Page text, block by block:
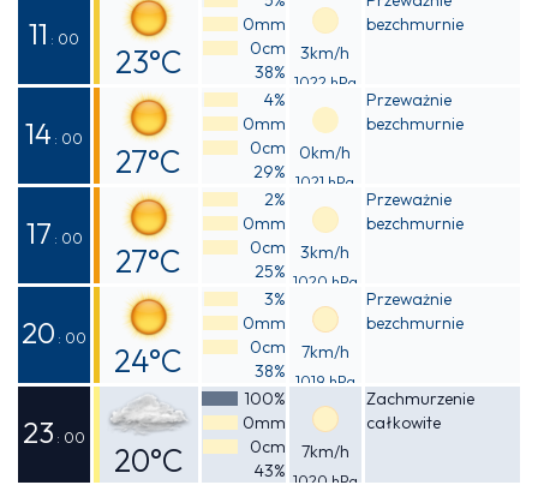
15°C
11 : 00
23°C
Odczuwalna
22°C
0mm
0cm
38%
3km/h
1022 hPa
bezchmurnie
14 : 00
27°C
Odczuwalna
27°C
4%
0mm
0cm
29%
0km/h
1021 hPa
Przeważnie
bezchmurnie
17 : 00
27°C
Odczuwalna
27°C
2%
0mm
0cm
25%
3km/h
1020 hPa
Przeważnie
bezchmurnie
20 : 00
24°C
Odczuwalna
23°C
3%
0mm
0cm
38%
7km/h
1019 hPa
Przeważnie
bezchmurnie
23 : 00
20°C
100%
0mm
0cm
43%
7km/h
1020 hPa
Zachmurzenie
całkowite